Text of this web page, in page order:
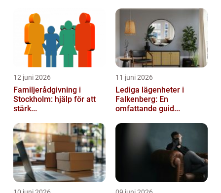
12 juni 2026
Familjerådgivning i
Stockholm: hjälp för att
stärk...
11 juni 2026
Lediga lägenheter i
Falkenberg: En
omfattande guid...